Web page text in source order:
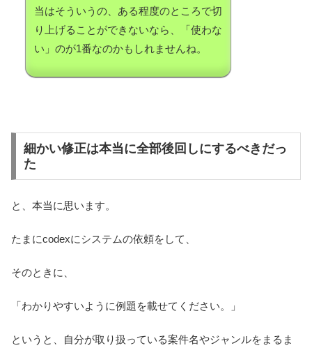
当はそういうの、ある程度のところで切
り上げることができないなら、「使わな
い」のが1番なのかもしれませんね。
細かい修正は本当に全部後回しにするべきだっ
た
と、本当に思います。
たまにcodexにシステムの依頼をして、
そのときに、
「わかりやすいように例題を載せてください。」
というと、自分が取り扱っている案件名やジャンルをまるま